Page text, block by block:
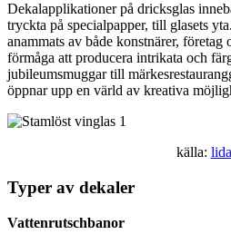
Dekalapplikationer på dricksglas
tryckta på specialpapper, till glasets
anammats av både konstnärer,
förmåga att producera intrikata och
jubileumsmuggar till
öppnar upp en värld av kreativa
källa: lida
Typer av dekaler
Vattenrutschbanor